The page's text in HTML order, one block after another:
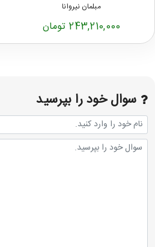
مبلمان نیروانا
243,210,000 تومان
سوال خود را بپرسید